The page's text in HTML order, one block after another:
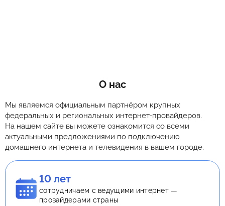
О нас
Мы являемся официальным партнёром крупных
федеральных и региональных интернет-провайдеров.
На нашем сайте вы можете ознакомится со всеми
актуальными предложениями по подключению
домашнего интернета и телевидения в вашем городе.
10 лет
сотрудничаем с ведущими интернет —
провайдерами страны